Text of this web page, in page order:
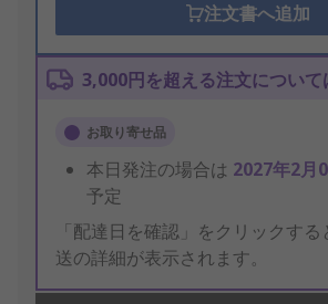
注文書へ追加
3,000円を超える注文につい
お取り寄せ品
本日発注の場合は 2027年2月
予定
「配達日を確認」をクリックす
送の詳細が表示されます。